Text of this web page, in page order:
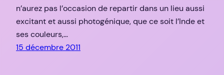
n’aurez pas l’occasion de repartir dans un lieu aussi
excitant et aussi photogénique, que ce soit l’Inde et
ses couleurs,…
15 décembre 2011